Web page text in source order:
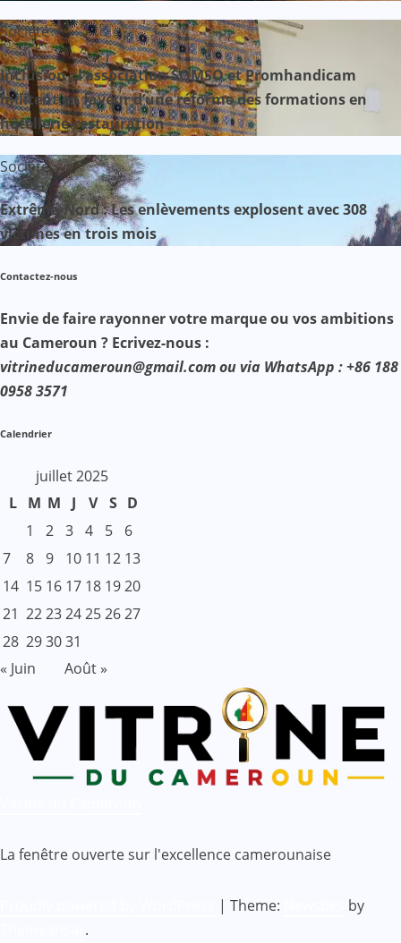
Société
Inclusion : l’association SOMSO et Promhandicam
militent en faveur d’une réforme des formations en
hôtellerie-restauration
Société
Extrême-Nord : Les enlèvements explosent avec 308
victimes en trois mois
Contactez-nous
Envie de faire rayonner votre marque ou vos ambitions
au Cameroun ? Ecrivez-nous :
vitrineducameroun@gmail.com ou via WhatsApp : +86 188
0958 3571
Calendrier
juillet 2025
L
M M J V S D
1
2 3 4 5
6
7
8 9 10 11 12 13
14 15 16 17 18 1920
21 222324252627
28 293031
« Juin
Août »
La fenêtre ouverte sur l'excellence camerounaise
| Theme:
by
.